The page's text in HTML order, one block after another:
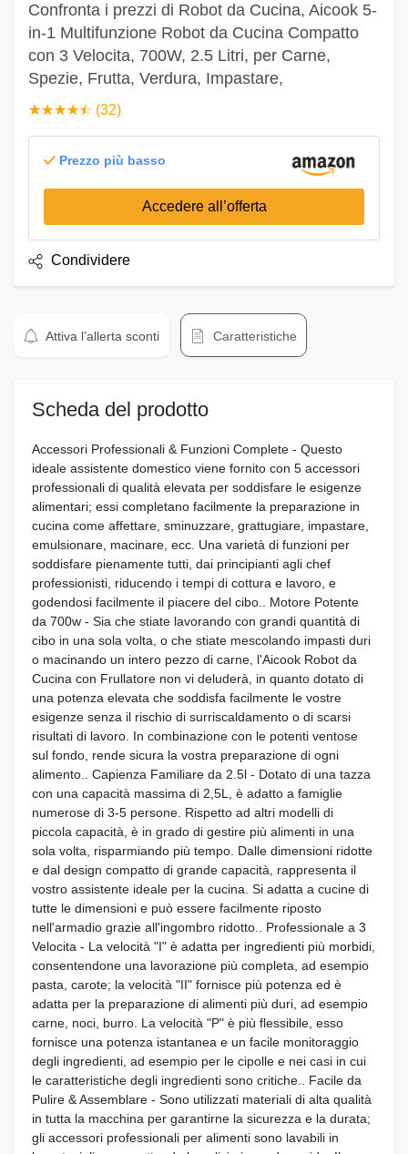
Confronta i prezzi di Robot da Cucina, Aicook 5-
in-1 Multifunzione Robot da Cucina Compatto
con 3 Velocita, 700W, 2.5 Litri, per Carne,
Spezie, Frutta, Verdura, Impastare,
☆☆☆☆☆
★★★★★ (32)
Prezzo più basso
Accedere all’offerta
Condividere
Attiva l’allerta sconti Caratteristiche
Scheda del prodotto
Accessori Professionali & Funzioni Complete - Questo
ideale assistente domestico viene fornito con 5 accessori
professionali di qualità elevata per soddisfare le esigenze
alimentari; essi completano facilmente la preparazione in
cucina come affettare, sminuzzare, grattugiare, impastare,
emulsionare, macinare, ecc. Una varietà di funzioni per
soddisfare pienamente tutti, dai principianti agli chef
professionisti, riducendo i tempi di cottura e lavoro, e
godendosi facilmente il piacere del cibo.. Motore Potente
da 700w - Sia che stiate lavorando con grandi quantità di
cibo in una sola volta, o che stiate mescolando impasti duri
o macinando un intero pezzo di carne, l'Aicook Robot da
Cucina con Frullatore non vi deluderà, in quanto dotato di
una potenza elevata che soddisfa facilmente le vostre
esigenze senza il rischio di surriscaldamento o di scarsi
risultati di lavoro. In combinazione con le potenti ventose
sul fondo, rende sicura la vostra preparazione di ogni
alimento.. Capienza Familiare da 2.5l - Dotato di una tazza
con una capacità massima di 2,5L, è adatto a famiglie
numerose di 3-5 persone. Rispetto ad altri modelli di
piccola capacità, è in grado di gestire più alimenti in una
sola volta, risparmiando più tempo. Dalle dimensioni ridotte
e dal design compatto di grande capacità, rappresenta il
vostro assistente ideale per la cucina. Si adatta a cucine di
tutte le dimensioni e può essere facilmente riposto
nell'armadio grazie all'ingombro ridotto.. Professionale a 3
Velocita - La velocità "I" è adatta per ingredienti più morbidi,
consentendone una lavorazione più completa, ad esempio
pasta, carote; la velocità "II" fornisce più potenza ed è
adatta per la preparazione di alimenti più duri, ad esempio
carne, noci, burro. La velocità "P" è più flessibile, esso
fornisce una potenza istantanea e un facile monitoraggio
degli ingredienti, ad esempio per le cipolle e nei casi in cui
le caratteristiche degli ingredienti sono critiche.. Facile da
Pulire & Assemblare - Sono utilizzati materiali di alta qualità
in tutta la macchina per garantirne la sicurezza e la durata;
gli accessori professionali per alimenti sono lavabili in